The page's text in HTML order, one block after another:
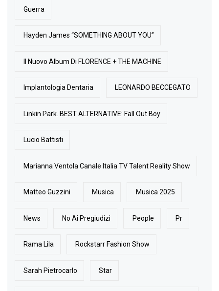
Guerra
Hayden James “SOMETHING ABOUT YOU”
Il Nuovo Album Di FLORENCE + THE MACHINE
Implantologia Dentaria LEONARDO BECCEGATO
Linkin Park. BEST ALTERNATIVE: Fall Out Boy
Lucio Battisti
Marianna Ventola Canale Italia TV Talent Reality Show
Matteo Guzzini Musica Musica 2025
News No Ai Pregiudizi People Pr
Rama Lila Rockstarr Fashion Show
Sarah Pietrocarlo Star